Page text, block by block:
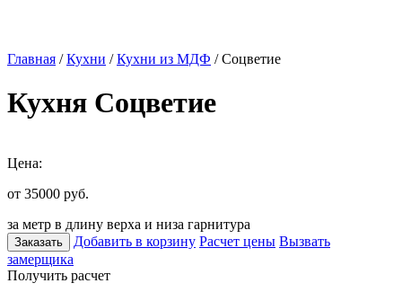
Главная /Кухни /Кухни из МДФ / Соцветие
Кухня Соцветие
Цена:
от 35000 руб.
за метр в длину верха и низа гарнитура
Заказать Добавить в корзину Расчет цены Вызвать
замерщика
Получить расчет